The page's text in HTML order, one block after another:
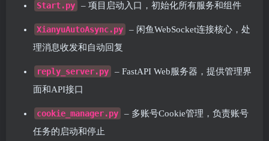
Start.py – 项目启动入口，初始化所有服务和组件
XianyuAutoAsync.py
– 闲鱼WebSocket连接核心，处
理消息收发和自动回复
reply_server.py
– FastAPI Web服务器，提供管理界
面和API接口
cookie_manager.py
– 多账号Cookie管理，负责账号
任务的启动和停止